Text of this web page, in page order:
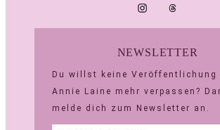
NEWSLETTER
Du willst keine Veröffentlichung
Annie Laine mehr verpassen?
melde dich zum Newsletter an.